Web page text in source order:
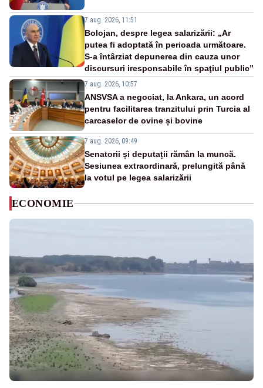
7 aug. 2026, 11:51
Bolojan, despre legea salarizării: „Ar
putea fi adoptată în perioada următoare.
S-a întârziat depunerea din cauza unor
discursuri iresponsabile în spaţiul public”
7 aug. 2026, 10:57
ANSVSA a negociat, la Ankara, un acord
pentru facilitarea tranzitului prin Turcia al
carcaselor de ovine și bovine
7 aug. 2026, 09:49
Senatorii și deputații rămân la muncă.
Sesiunea extraordinară, prelungită până
la votul pe legea salarizării
ECONOMIE